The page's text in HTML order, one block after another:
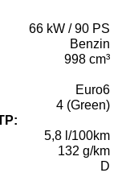
66 kW / 90 PS
Benzin
998 cm³
Euro6
4 (Green)
5,8 l/100km
132 g/km
D